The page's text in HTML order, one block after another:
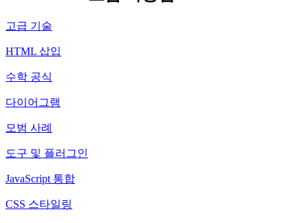
고급 기술
HTML 삽입
수학 공식
다이어그램
모범 사례
도구 및 플러그인
JavaScript 통합
CSS 스타일링